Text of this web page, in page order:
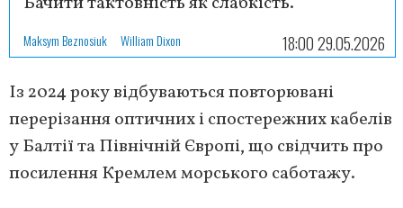
Maksym Beznosiuk William Dixon 18:00 29.05.2026
Із 2024 року відбуваються повторювані
перерізання оптичних і спостережних кабелів
у Балтії та Північній Європі, що свідчить про
посилення Кремлем морського саботажу.